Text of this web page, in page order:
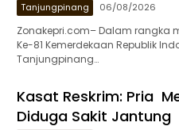
Tanjungpinang 06/08/2026
Zonakepri.com– Dalam rangka
Ke-81 Kemerdekaan Republik
Tanjungpinang…
Kasat Reskrim: Pria
Diduga Sakit Jantung